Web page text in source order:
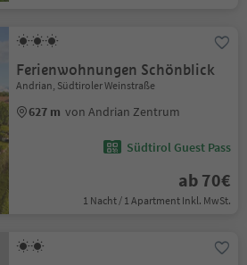
Ferienwohnungen Schönblick
Andrian, Südtiroler Weinstraße
627 m von Andrian Zentrum
Südtirol Guest Pass
ab 70€
1 Nacht / 1 Apartment Inkl. MwSt.